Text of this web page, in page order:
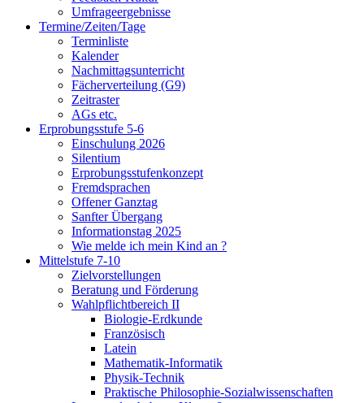
Umfrageergebnisse
Termine/Zeiten/Tage
Terminliste
Kalender
Nachmittagsunterricht
Fächerverteilung (G9)
Zeitraster
AGs etc.
Erprobungsstufe 5-6
Einschulung 2026
Silentium
Erprobungsstufenkonzept
Fremdsprachen
Offener Ganztag
Sanfter Übergang
Informationstag 2025
Wie melde ich mein Kind an ?
Mittelstufe 7-10
Zielvorstellungen
Beratung und Förderung
Wahlpflichtbereich II
Biologie-Erdkunde
Französisch
Latein
Mathematik-Informatik
Physik-Technik
Praktische Philosophie-Sozialwissenschaften